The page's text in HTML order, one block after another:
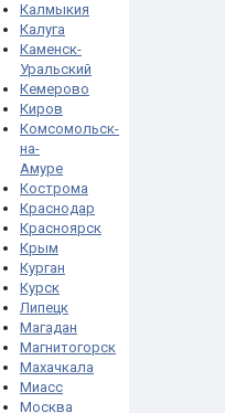
Калмыкия
Калуга
Каменск-
Уральский
Кемерово
Киров
Комсомольск-
на-
Амуре
Кострома
Краснодар
Красноярск
Крым
Курган
Курск
Липецк
Магадан
Магнитогорск
Махачкала
Миасс
Москва